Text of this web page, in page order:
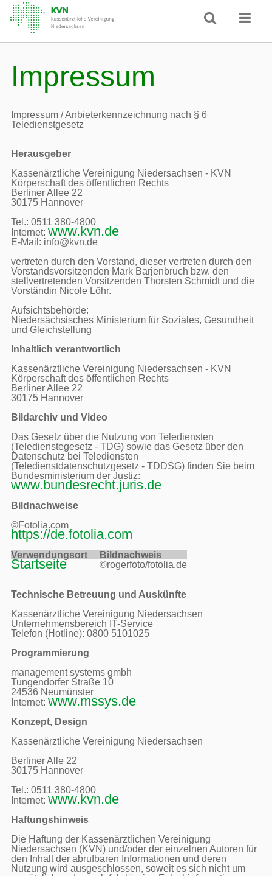
Impressum
Impressum / Anbieterkennzeichnung nach § 6
Teledienstgesetz
Herausgeber
Kassenärztliche Vereinigung Niedersachsen - KVN
Körperschaft des öffentlichen Rechts
Berliner Allee 22
30175 Hannover
Tel.: 0511 380-4800
Internet: www.kvn.de
E-Mail: info@kvn.de
vertreten durch den Vorstand, dieser vertreten durch den
Vorstandsvorsitzenden Mark Barjenbruch bzw. den
stellvertretenden Vorsitzenden Thorsten Schmidt und die
Vorständin Nicole Löhr.
Aufsichtsbehörde:
Niedersächsisches Ministerium für Soziales, Gesundheit
und Gleichstellung
Inhaltlich verantwortlich
Kassenärztliche Vereinigung Niedersachsen - KVN
Körperschaft des öffentlichen Rechts
Berliner Allee 22
30175 Hannover
Bildarchiv und Video
Das Gesetz über die Nutzung von Telediensten
(Teledienstegesetz - TDG) sowie das Gesetz über den
Datenschutz bei Telediensten
(Teledienstdatenschutzgesetz - TDDSG) finden Sie beim
www.bundesrecht.juris.de
Bildnachweise
https://de.fotolia.com
Verwendungsort Bildnachweis
Startseite ©rogerfoto/fotolia.de
Technische Betreuung und Auskünfte
Kassenärztliche Vereinigung Niedersachsen
Unternehmensbereich IT-Service
Telefon (Hotline): 0800 5101025
Programmierung
management systems gmbh
Tungendorfer Straße 10
24536 Neumünster
Internet: www.mssys.de
Konzept, Design
Kassenärztliche Vereinigung Niedersachsen
Berliner Alle 22
30175 Hannover
Tel.: 0511 380-4800
Internet: www.kvn.de
Haftungshinweis
Die Haftung der Kassenärztlichen Vereinigung
Niedersachsen (KVN) und/oder der einzelnen Autoren für
den Inhalt der abrufbaren Informationen und deren
Nutzung wird ausgeschlossen, soweit es sich nicht um